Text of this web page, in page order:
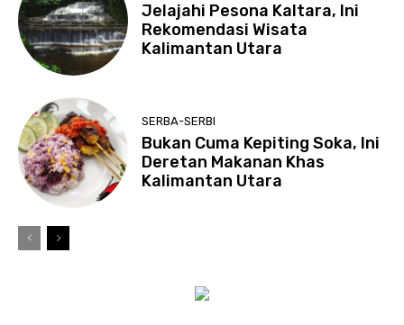
Jelajahi Pesona Kaltara, Ini
Rekomendasi Wisata
Kalimantan Utara
SERBA-SERBI
Bukan Cuma Kepiting Soka, Ini
Deretan Makanan Khas
Kalimantan Utara